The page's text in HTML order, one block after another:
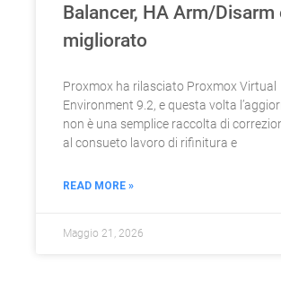
Balancer, HA Arm/Disarm
migliorato
Proxmox ha rilasciato Proxmox Virtual
Environment 9.2, e questa volta
non è una semplice raccolta di
al consueto lavoro di rifinitura e
READ MORE »
Maggio 21, 2026